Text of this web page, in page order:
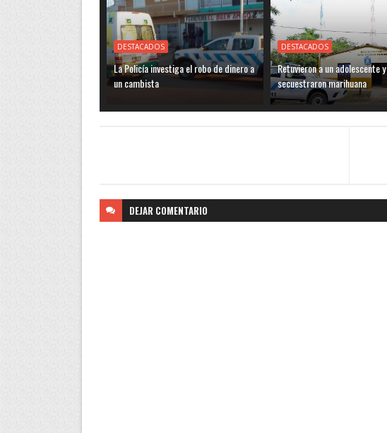
DESTACADOS
La Policía investiga el robo de dinero a
un cambista
DESTACADOS
Retuvieron a un adolescente y
secuestraron marihuana
DEJAR COMENTARIO